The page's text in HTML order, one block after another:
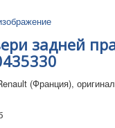
задней
(Франция), оригинал